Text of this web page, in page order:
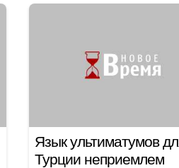
Язык ультиматумов
Турции неприемлем